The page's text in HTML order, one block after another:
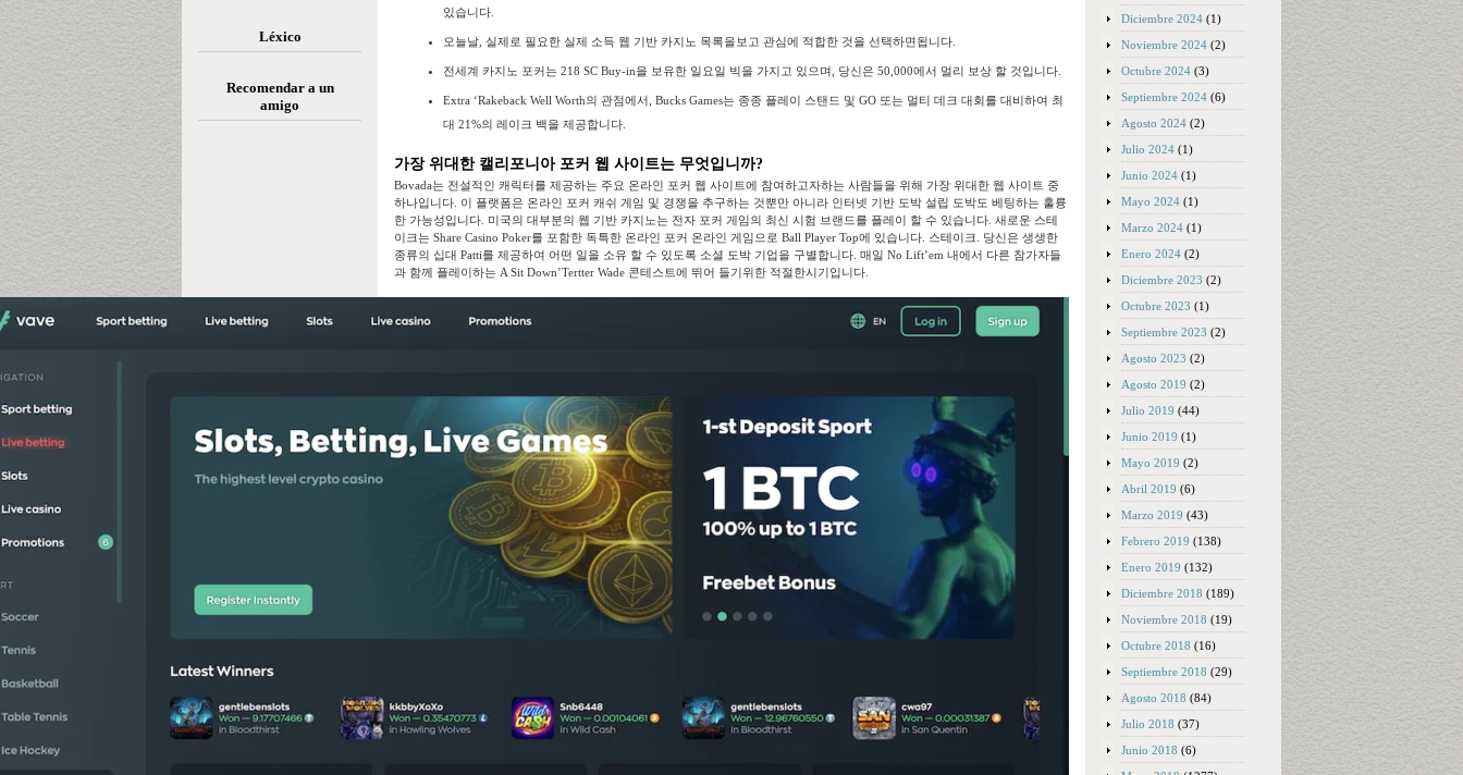
Léxico
Recomendar a un
amigo
있습니다.
오늘날, 실제로 필요한 실제 소득 웹 기반 카지노 목록을보고 관심에 적합한 것을 선택하면됩니다.
전세계 카지노 포커는 218 SC Buy-in을 보유한 일요일 빅을 가지고 있으며, 당신은 50,000에서 멀리 보상 할 것입니다.
Extra ‘Rakeback Well Worth의 관점에서, Bucks Games는 종종 플레이 스탠드 및 GO 또는 멀티 데크 대회를 대비하여 최
대 21%의 레이크 백을 제공합니다.
가장 위대한 캘리포니아 포커 웹 사이트는 무엇입니까?
Bovada는 전설적인 캐릭터를 제공하는 주요 온라인 포커 웹 사이트에 참여하고자하는 사람들을 위해 가장 위대한 웹 사이트 중
하나입니다. 이 플랫폼은 온라인 포커 캐쉬 게임 및 경쟁을 추구하는 것뿐만 아니라 인터넷 기반 도박 설립 도박도 베팅하는 훌륭
한 가능성입니다. 미국의 대부분의 웹 기반 카지노는 전자 포커 게임의 최신 시험 브랜드를 플레이 할 수 있습니다. 새로운 스테
이크는 Share Casino Poker를 포함한 독특한 온라인 포커 온라인 게임으로 Ball Player Top에 있습니다. 스테이크. 당신은 생생한
종류의 십대 Patti를 제공하여 어떤 일을 소유 할 수 있도록 소셜 도박 기업을 구별합니다. 매일 No Lift’em 내에서 다른 참가자들
과 함께 플레이하는 A Sit Down’Tertter Wade 콘테스트에 뛰어 들기위한 적절한시기입니다.
Diciembre 2024 (1)
Noviembre 2024 (2)
Octubre 2024 (3)
Septiembre 2024 (6)
Agosto 2024 (2)
Julio 2024 (1)
Junio 2024 (1)
Mayo 2024 (1)
Marzo 2024 (1)
Enero 2024 (2)
Diciembre 2023 (2)
Octubre 2023 (1)
Septiembre 2023 (2)
Agosto 2023 (2)
Agosto 2019 (2)
Julio 2019 (44)
Junio 2019 (1)
Mayo 2019 (2)
Abril 2019 (6)
Marzo 2019 (43)
Febrero 2019 (138)
Enero 2019 (132)
Diciembre 2018 (189)
Noviembre 2018 (19)
Octubre 2018 (16)
Septiembre 2018 (29)
Agosto 2018 (84)
Julio 2018 (37)
Junio 2018 (6)